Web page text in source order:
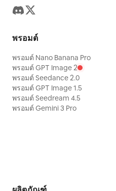
พรอมต์
พรอมต์ Nano Banana Pro
พรอมต์ GPT Image 2
พรอมต์ Seedance 2.0
พรอมต์ GPT Image 1.5
พรอมต์ Seedream 4.5
พรอมต์ Gemini 3 Pro